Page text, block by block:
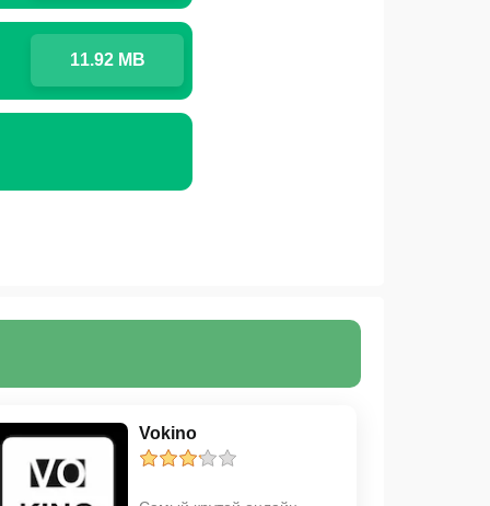
11.92 MB
Vokino